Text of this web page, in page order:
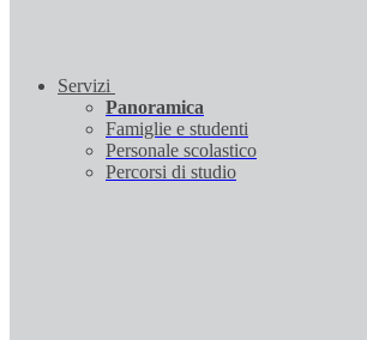
Servizi
Panoramica
Famiglie e studenti
Personale scolastico
Percorsi di studio